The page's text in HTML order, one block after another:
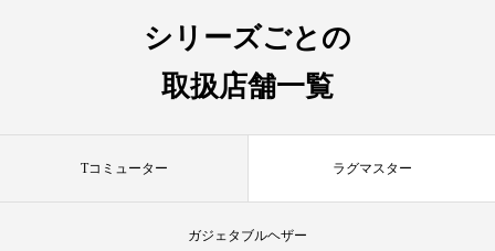
カジュアル HAyU×ace.
店舗情報 新着情報
シリーズごとの
取扱店舗一覧
Tコミューター ラグマスター
ガジェタブルヘザー